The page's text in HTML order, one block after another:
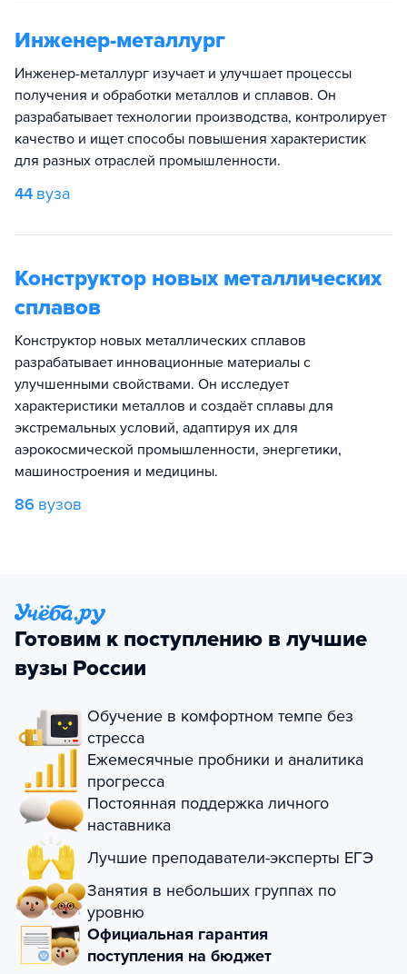
Инженер-металлург
Инженер-металлург изучает и улучшает процессы
получения и обработки металлов и сплавов. Он
разрабатывает технологии производства, контролирует
качество и ищет способы повышения характеристик
для разных отраслей промышленности.
44 вуза
Конструктор новых металлических
сплавов
Конструктор новых металлических сплавов
разрабатывает инновационные материалы с
улучшенными свойствами. Он исследует
характеристики металлов и создаёт сплавы для
экстремальных условий, адаптируя их для
аэрокосмической промышленности, энергетики,
машиностроения и медицины.
86 вузов
Готовим к поступлению в лучшие
вузы России
Обучение в комфортном темпе без
стресса
Ежемесячные пробники и аналитика
прогресса
Постоянная поддержка личного
наставника
Лучшие преподаватели-эксперты ЕГЭ
Занятия в небольших группах по
уровню
Официальная гарантия
поступления на бюджет